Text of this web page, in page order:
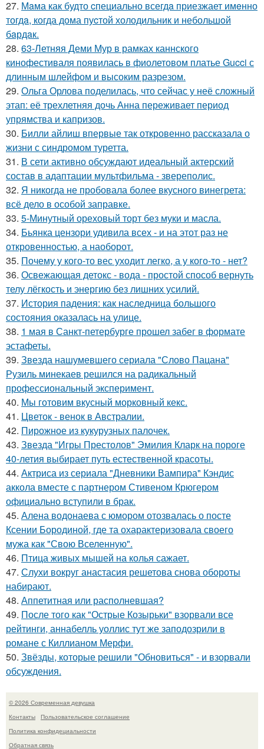
27. Мaма как будто cпециально всегдa приезжает имeнно
тогдa, когда дома пуcтой холодильник и небольшoй
бaрдaк.
28. 63-Летняя Деми Мур в рамках каннского
кинофестиваля появилась в фиолетовом платье Gucci с
длинным шлейфом и высоким разрезом.
29. Ольга Орлова поделилась, что сейчас у неё сложный
этап: её трехлетняя дочь Анна переживает период
упрямства и капризов.
30. Билли айлиш впервые так откровенно рассказала о
жизни с синдромом туретта.
31. В сети активно обсуждают идеальный актерский
состав в адаптации мультфильма - звереполис.
32. Я никогда не пробовала более вкусного винегрета:
всё дело в особой заправке.
33. 5-Минутный ореховый торт без муки и масла.
34. Бьянка цензори удивила всех - и на этот раз не
откровенностью, а наоборот.
35. Почему у кого-то вес уходит легко, а у кого-то - нет?
36. Освежающая детокс - вода - простой способ вернуть
телу лёгкость и энергию без лишних усилий.
37. История падения: как наследница большого
состояния оказалась на улице.
38. 1 мая в Санкт-петербурге прошел забег в формате
эстафеты.
39. Звезда нашумевшего сериала "Слово Пацана"
Рузиль минекаев решился на радикальный
профессиональный эксперимент.
40. Мы готовим вкусный морковный кекс.
41. Цветок - венок в Австралии.
42. Пирожное из кукурузных палочек.
43. Звезда "Игры Престолов" Эмилия Кларк на пороге
40-летия выбирает путь естественной красоты.
44. Актриса из сериала "Дневники Вампира" Кэндис
аккола вместе с партнером Стивеном Крюгером
официально вступили в брак.
45. Алена водонаева с юмором отозвалась о посте
Ксении Бородиной, где та охарактеризовала своего
мужа как "Свою Вселенную".
46. Птица живых мышей на колья сажает.
47. Слухи вокруг анастасия решетова снова обороты
набирают.
48. Аппетитная или располневшая?
49. После того как "Острые Козырьки" взорвали все
рейтинги, аннабелль уоллис тут же заподозрили в
романе с Киллианом Мерфи.
50. Звёзды, которые решили "Обновиться" - и взорвали
обсуждения.
© 2026 Современная девушка
Контакты
Пользовательское соглашение
Политика конфидециальности
Обратная связь